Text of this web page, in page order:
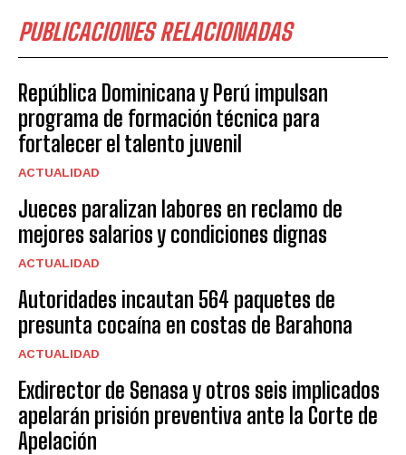
PUBLICACIONES RELACIONADAS
República Dominicana y Perú impulsan
programa de formación técnica para
fortalecer el talento juvenil
ACTUALIDAD
Jueces paralizan labores en reclamo de
mejores salarios y condiciones dignas
ACTUALIDAD
Autoridades incautan 564 paquetes de
presunta cocaína en costas de Barahona
ACTUALIDAD
Exdirector de Senasa y otros seis implicados
apelarán prisión preventiva ante la Corte de
Apelación